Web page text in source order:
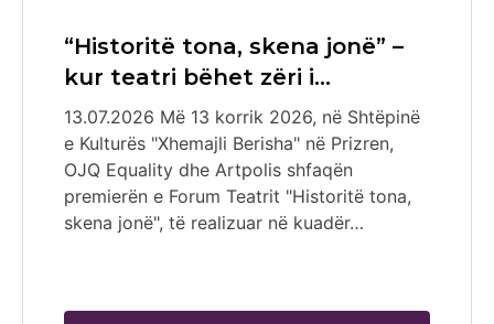
“Historitë tona, skena jonë” –
kur teatri bëhet zëri i…
13.07.2026 Më 13 korrik 2026, në Shtëpinë
e Kulturës "Xhemajli Berisha" në Prizren,
OJQ Equality dhe Artpolis shfaqën
premierën e Forum Teatrit "Historitë tona,
skena jonë", të realizuar në kuadër…